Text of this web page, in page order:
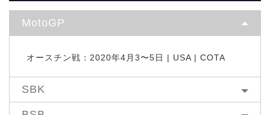
MotoGP
オースチン戦：2020年4月3〜5日 | USA | COTA
SBK